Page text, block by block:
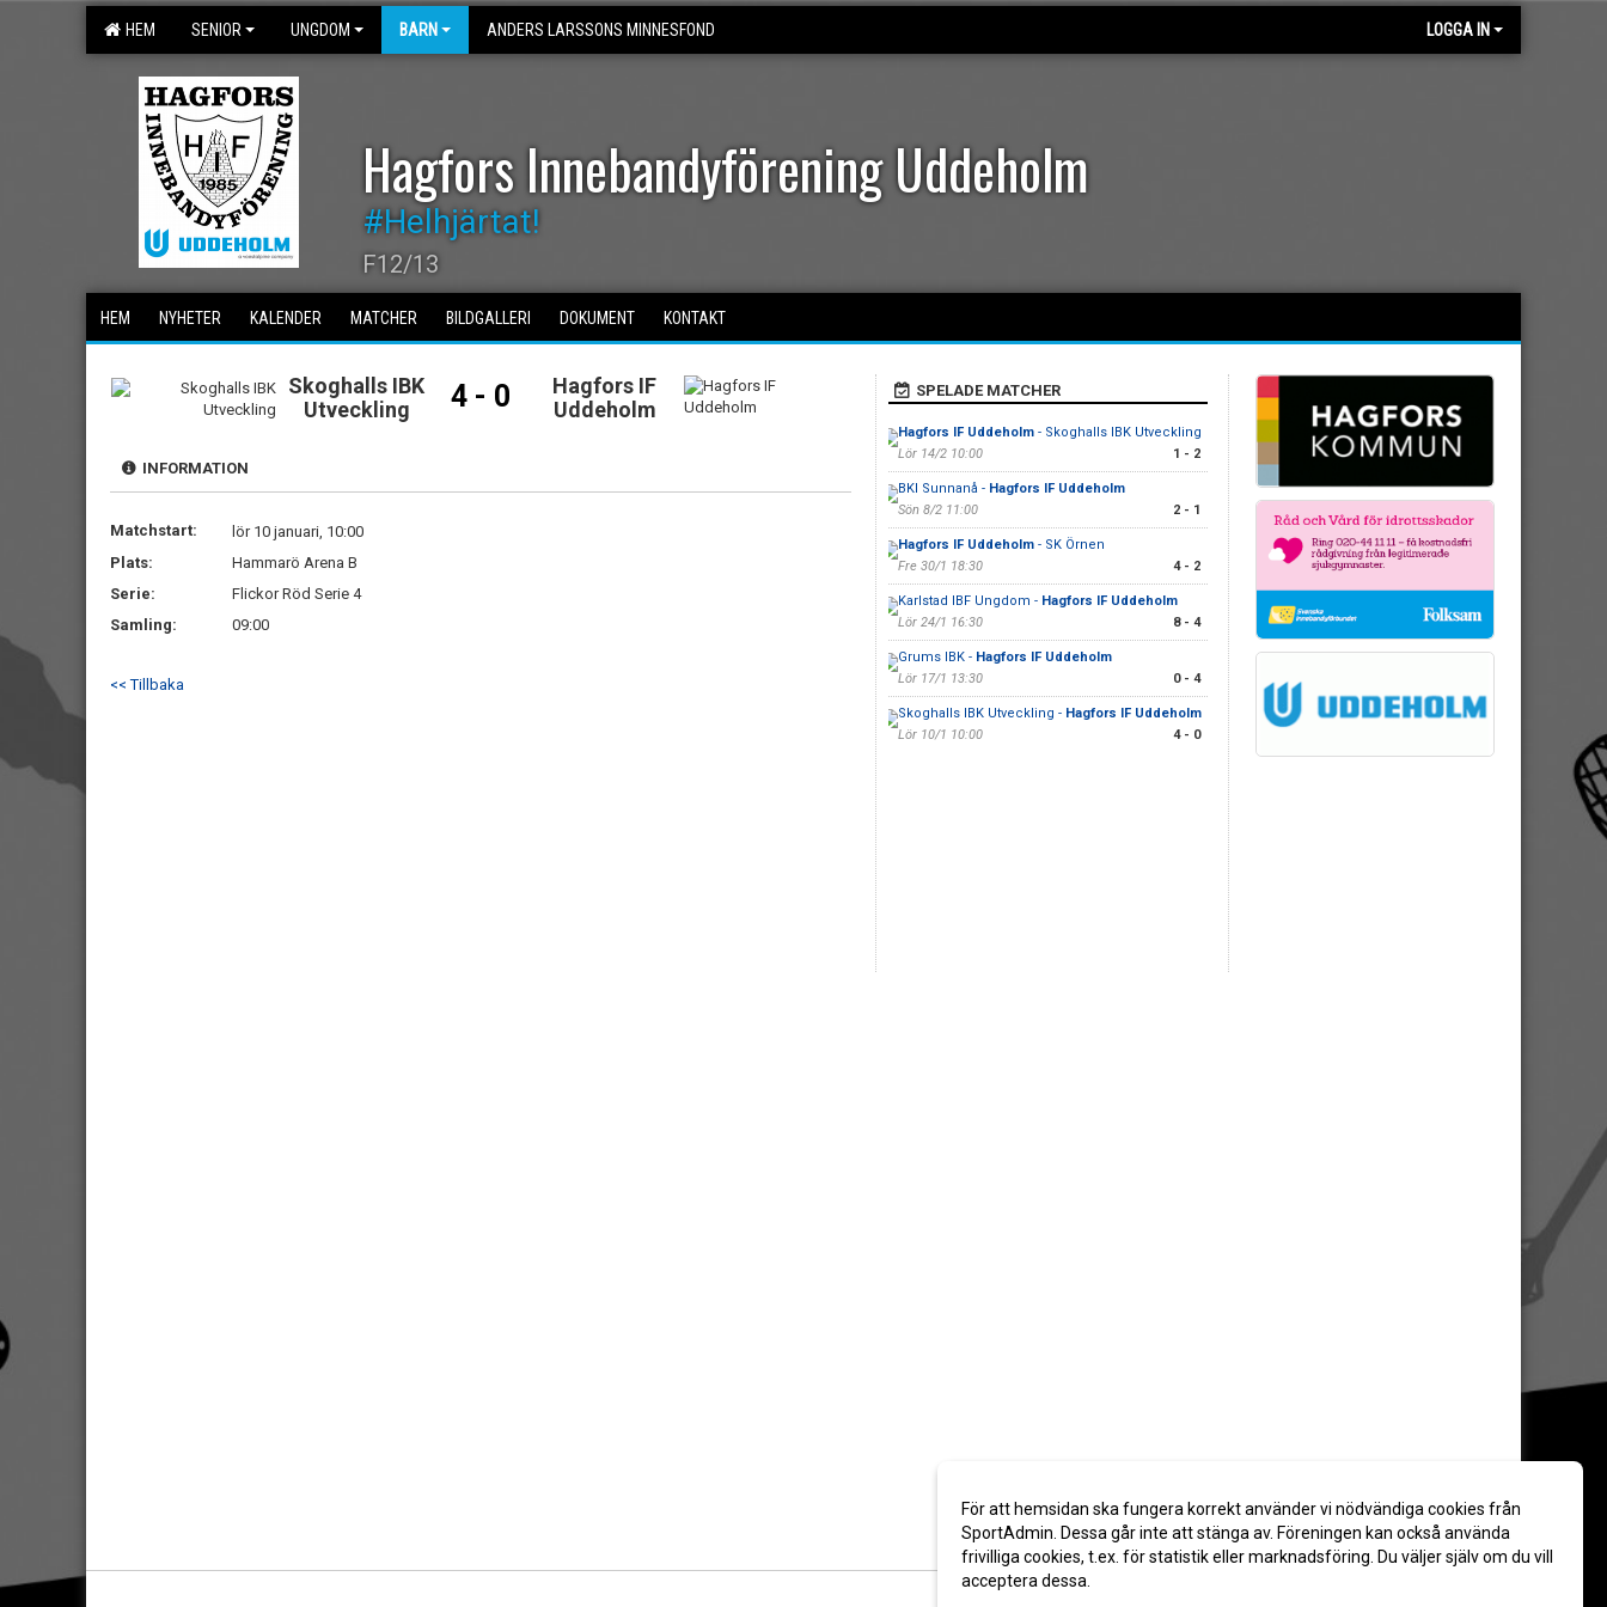
HEM SENIOR UNGDOM BARN ANDERS LARSSONS MINNESFOND LOGGA IN
Hagfors Innebandyförening Uddeholm
#Helhjärtat!
F12/13
HEM NYHETER KALENDER MATCHER BILDGALLERI DOKUMENT KONTAKT
Skoghalls IBK
Utveckling
4 - 0
Hagfors IF
Uddeholm
INFORMATION
Matchstart:
lör 10 januari, 10:00
Plats:
Hammarö Arena B
Serie:
Flickor Röd Serie 4
Samling:
09:00
<< Tillbaka
SPELADE MATCHER
Hagfors IF Uddeholm- Skoghalls IBK Utveckling
Lör 14/2 10:00
1 - 2
BKI Sunnanå - Hagfors IF Uddeholm
Sön 8/2 11:00
2 - 1
Hagfors IF Uddeholm- SK Örnen
Fre 30/1 18:30
4 - 2
Karlstad IBF Ungdom - Hagfors IF Uddeholm
Lör 24/1 16:30
8 - 4
Grums IBK - Hagfors IF Uddeholm
Lör 17/1 13:30
0 - 4
Skoghalls IBK Utveckling - Hagfors IF Uddeholm
Lör 10/1 10:00
4 - 0
För att hemsidan ska fungera korrekt använder vi nödvändiga cookies från
SportAdmin. Dessa går inte att stänga av. Föreningen kan också använda
frivilliga cookies, t.ex. för statistik eller marknadsföring. Du väljer själv om du vill
acceptera dessa.